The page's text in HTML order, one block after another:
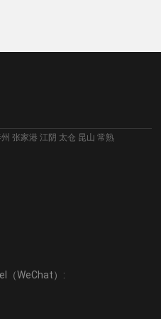
张家港 江阴 太仓 昆山 常熟
（WeChat）: